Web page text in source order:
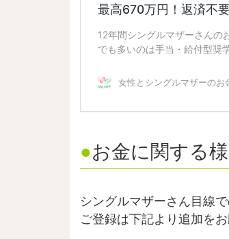
●お金に関する
シングルマザーさん目線
ご登録は下記より追加をお